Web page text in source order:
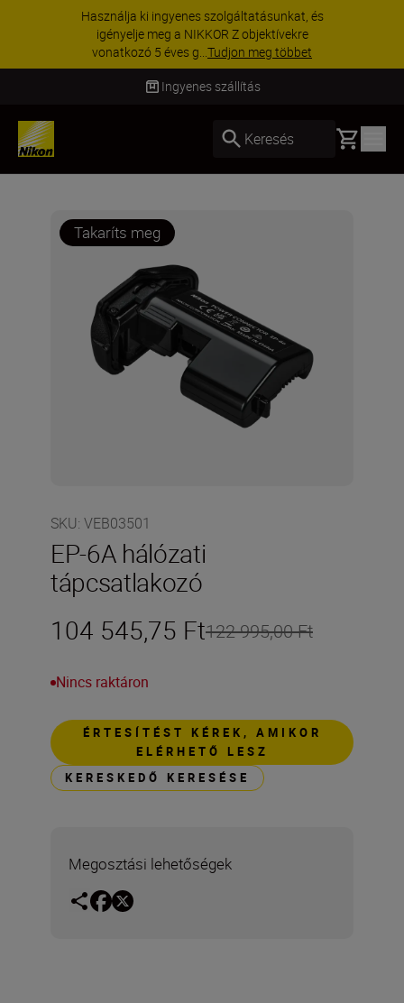
Használja ki ingyenes szolgáltatásunkat, és
igényelje meg a NIKKOR Z objektívekre
vonatkozó 5 éves g...Tudjon meg többet
Ingyenes szállítás
Keresés Basket
Takaríts meg
SKU: VEB03501
EP-6A hálózati
tápcsatlakozó
104 545,75 Ft122 995,00 Ft
Nincs raktáron
ÉRTESÍTÉST KÉREK, AMIKOR
ELÉRHETŐ LESZ
KERESKEDŐ KERESÉSE
Megosztási lehetőségek